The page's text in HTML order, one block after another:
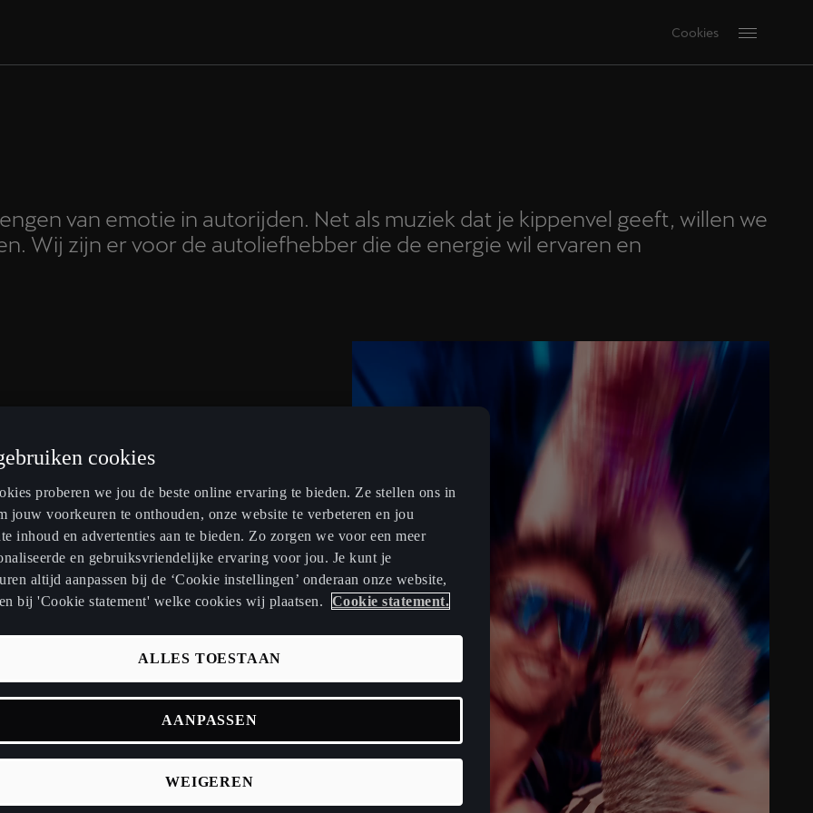
Cookies
van emotie in autorijden. Net als muziek dat je kippenvel geeft, willen we
Wij zijn er voor de autoliefhebber die de energie wil ervaren en
van spanning ook vertegenwoordigt,
Het vrije. Net als onze auto’s geeft
echt iets voelen.
en talentvolle muziekartiesten en
en je echt iets laten voelen . Die
-it's all about the vibe!
cookies
proberen we jou de beste online ervaring te bieden. Ze stellen ons in
jouw voorkeuren te onthouden, onze website te verbeteren en jou
inhoud en advertenties aan te bieden. Zo zorgen we voor een meer
en gebruiksvriendelijke ervaring voor jou. Je kunt je
altijd aanpassen bij de ‘Cookie instellingen’ onderaan onze website,
bij 'Cookie statement' welke cookies wij plaatsen.
Cookie statement.
WEIGEREN
ALLES TOESTAAN
AANPASSEN